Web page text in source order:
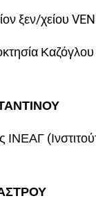
ξεν/χείου
ΙΝΕΑΓ